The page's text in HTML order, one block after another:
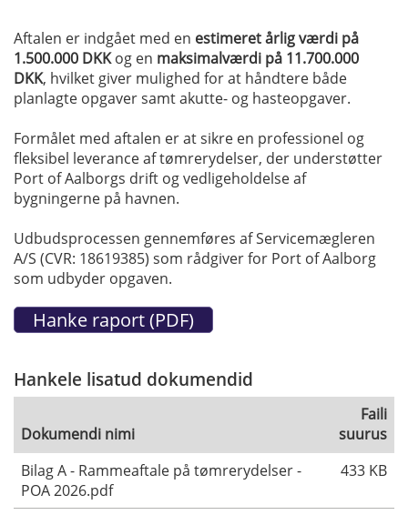
Aftalen er indgået med en estimeret årlig værdi på
1.500.000 DKK og en maksimalværdi på 11.700.000
DKK, hvilket giver mulighed for at håndtere både
planlagte opgaver samt akutte- og hasteopgaver.
Formålet med aftalen er at sikre en professionel og
fleksibel leverance af tømrerydelser, der understøtter
Port of Aalborgs drift og vedligeholdelse af
bygningerne på havnen.
Udbudsprocessen gennemføres af Servicemægleren
A/S (CVR: 18619385) som rådgiver for Port of Aalborg
som udbyder opgaven.
Hankele lisatud dokumendid
Dokumendi nimi
Faili
suurus
Bilag A - Rammeaftale på tømrerydelser -
POA 2026.pdf
433 KB